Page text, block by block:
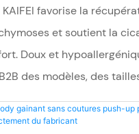
favorise la
et soutient la
Doux et
des modèles, des